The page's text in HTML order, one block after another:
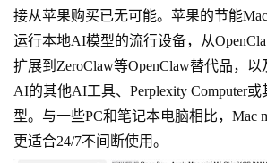
接从苹果购买已无可能。苹果的节能
运行本地AI模型的流行设备，从
扩展到ZeroClaw等OpenClaw替代品，以
AI的其他AI工具、Perplexity Computer
型。与一些PC和笔记本电脑相比，Mac
更适合24/7不间断使用。